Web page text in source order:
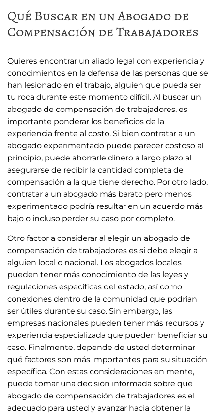
Qué Buscar en un Abogado de
Compensación de Trabajadores
Quieres encontrar un aliado legal con experiencia y
conocimientos en la defensa de las personas que se
han lesionado en el trabajo, alguien que pueda ser
tu roca durante este momento difícil. Al buscar un
abogado de compensación de trabajadores, es
importante ponderar los beneficios de la
experiencia frente al costo. Si bien contratar a un
abogado experimentado puede parecer costoso al
principio, puede ahorrarle dinero a largo plazo al
asegurarse de recibir la cantidad completa de
compensación a la que tiene derecho. Por otro lado,
contratar a un abogado más barato pero menos
experimentado podría resultar en un acuerdo más
bajo o incluso perder su caso por completo.
Otro factor a considerar al elegir un abogado de
compensación de trabajadores es si debe elegir a
alguien local o nacional. Los abogados locales
pueden tener más conocimiento de las leyes y
regulaciones específicas del estado, así como
conexiones dentro de la comunidad que podrían
ser útiles durante su caso. Sin embargo, las
empresas nacionales pueden tener más recursos y
experiencia especializada que pueden beneficiar su
caso. Finalmente, depende de usted determinar
qué factores son más importantes para su situación
específica. Con estas consideraciones en mente,
puede tomar una decisión informada sobre qué
abogado de compensación de trabajadores es el
adecuado para usted y avanzar hacia obtener la